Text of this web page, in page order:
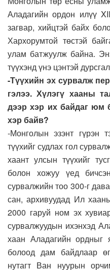
Аладагийн ордон илүү
загвар, хийцтэй байх
Хархорумтой төстэй
улам батжуулж байна.
түүхэнд үнэ цэнтэй
-Түүхийн эх сурвалж
гэлээ. Хүлэгү хааны
дээр хэр их байдаг юм
хэр байв?
-Монголын эзэнт гүрэн
түүхийг судлах гол
хаант улсын түүхийг
болон хожуу үед
сурвалжийн тоо 300-г
сан, архивуудад Ил
2000 гаруй ном эх
сурвалжуудын ихэнхэд
хаан Аладагийн ордныг
болоод дам байдлаар
нутагт Ван нуурын